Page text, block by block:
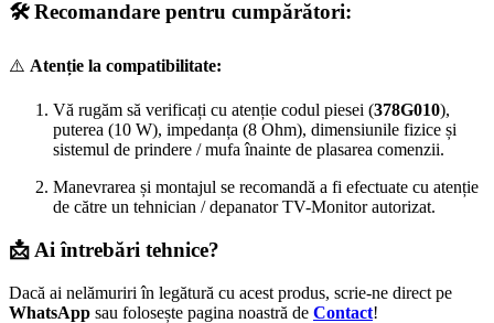
🛠️ Recomandare pentru cumpărători:
⚠️ Atenție la compatibilitate:
Vă rugăm să verificați cu atenție codul piesei (378G010),
puterea (10 W), impedanța (8 Ohm), dimensiunile fizice și
sistemul de prindere / mufa înainte de plasarea comenzii.
Manevrarea și montajul se recomandă a fi efectuate cu atenție
de către un tehnician / depanator TV-Monitor autorizat.
📩 Ai întrebări tehnice?
Dacă ai nelămuriri în legătură cu acest produs, scrie-ne direct pe
WhatsApp sau folosește pagina noastră de Contact!